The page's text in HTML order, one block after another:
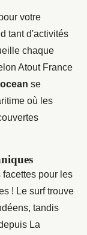
votre
tant d'activités
chaque
Atout France
se
où les
pour les
! Le surf trouve
tandis
La